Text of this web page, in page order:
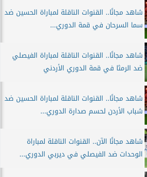
شاهد مجانًا.. القنوات الناقلة لمباراة الحسين ضد
سما السرحان في قمة الدوري...
شاهد مجانًا.. القنوات الناقلة لمباراة الفيصلي
ضد الرمثا في قمة الدوري الأردني
شاهد مجانًا.. القنوات الناقلة لمباراة الحسين ضد
شباب الأردن لحسم صدارة الدوري...
شاهد مجانًا الآن.. القنوات الناقلة لمباراة
الوحدات ضد الفيصلي في ديربي الدوري...